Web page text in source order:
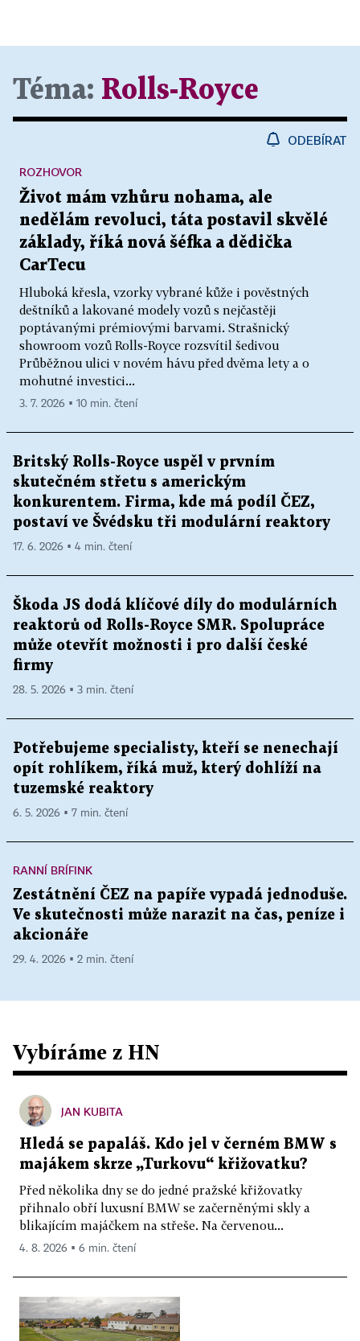
Téma: Rolls-Royce
ODEBÍRAT
Život mám vzhůru nohama, ale
nedělám revoluci, táta postavil skvělé
základy, říká nová šéfka a dědička
CarTecu
Hluboká křesla, vzorky vybrané kůže i pověstných
deštníků a lakované modely vozů s nejčastěji
poptávanými prémiovými barvami. Strašnický
showroom vozů Rolls-Royce rozsvítil šedivou
Průběžnou ulici v novém hávu před dvěma lety a o
mohutné investici...
ROZHOVOR
3. 7. 2026 ▪ 10 min. čtení
Britský Rolls-Royce uspěl v prvním
skutečném střetu s americkým
konkurentem. Firma, kde má podíl ČEZ,
postaví ve Švédsku tři modulární reaktory
17. 6. 2026 ▪ 4 min. čtení
Škoda JS dodá klíčové díly do modulárních
reaktorů od Rolls-Royce SMR. Spolupráce
může otevřít možnosti i pro další české
firmy
28. 5. 2026 ▪ 3 min. čtení
Potřebujeme specialisty, kteří se nenechají
opít rohlíkem, říká muž, který dohlíží na
tuzemské reaktory
6. 5. 2026 ▪ 7 min. čtení
RANNÍ BRÍFINK
Zestátnění ČEZ na papíře vypadá jednoduše.
Ve skutečnosti může narazit na čas, peníze i
akcionáře
29. 4. 2026 ▪ 2 min. čtení
Vybíráme z HN
JAN KUBITA
Hledá se papaláš. Kdo jel v černém BMW s
majákem skrze „Turkovu“ křižovatku?
Před několika dny se do jedné pražské křižovatky
přihnalo obří luxusní BMW se začerněnými skly a
blikajícím majáčkem na střeše. Na červenou...
4. 8. 2026 ▪ 6 min. čtení